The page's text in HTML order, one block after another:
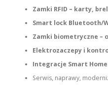
Zamki RFID – karty,
Smart lock Bluetooth/
Zamki biometryczne –
Elektrozaczepy i
Integracje Smart Home
Serwis, naprawy,